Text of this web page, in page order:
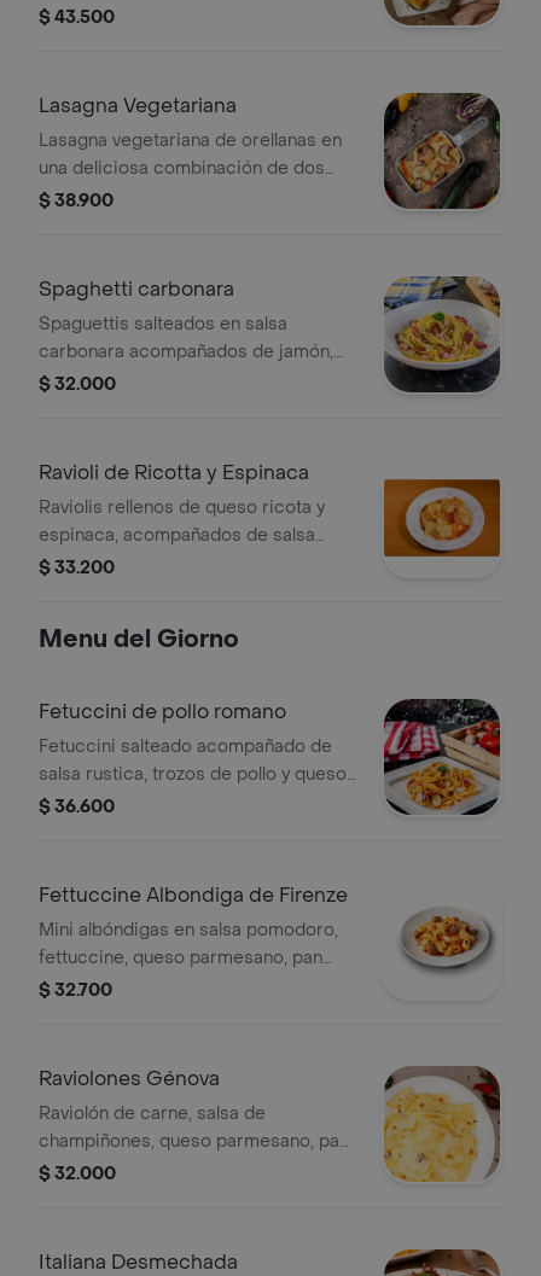
trocitos de tocineta crocante.
$ 43.500
Lasagna Vegetariana
Lasagna vegetariana de orellanas en
una deliciosa combinación de dos
salsas; pomodoro y champiñones
$ 38.900
Spaghetti carbonara
Spaguettis salteados en salsa
carbonara acompañados de jamón,
$ 32.000
Ravioli de Ricotta y Espinaca
Raviolis rellenos de queso ricota y
espinaca, acompañados de salsa
pomodoro, queso mozzarella y
$ 33.200
Menu del Giorno
Fetuccini de pollo romano
Fetuccini salteado acompañado de
salsa rustica, trozos de pollo y queso
parmesano.
$ 36.600
Fettuccine Albondiga de Firenze
Mini albóndigas en salsa pomodoro,
fettuccine, queso parmesano, pan
artesanal. Incluye limonada
$ 32.700
Raviolones Génova
Raviolón de carne, salsa de
champiñones, queso parmesano, pan
artesanal.
$ 32.000
Italiana Desmechada